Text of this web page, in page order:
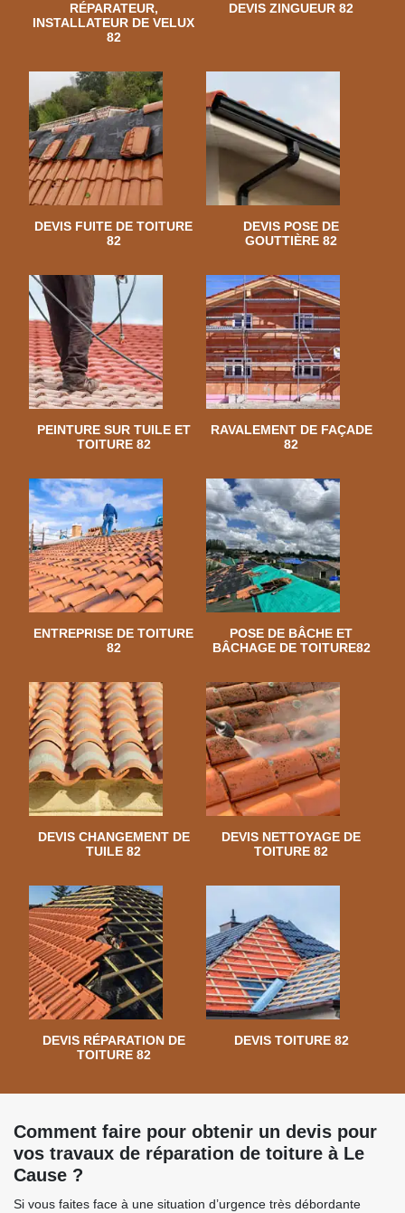
RÉPARATEUR,
INSTALLATEUR DE VELUX
82
DEVIS ZINGUEUR 82
DEVIS FUITE DE TOITURE
82
DEVIS POSE DE
GOUTTIÈRE 82
PEINTURE SUR TUILE ET
TOITURE 82
RAVALEMENT DE FAÇADE
82
ENTREPRISE DE TOITURE
82
POSE DE BÂCHE ET
BÂCHAGE DE TOITURE82
DEVIS CHANGEMENT DE
TUILE 82
DEVIS NETTOYAGE DE
TOITURE 82
DEVIS RÉPARATION DE
TOITURE 82
DEVIS TOITURE 82
Comment faire pour obtenir un devis pour
vos travaux de réparation de toiture à Le
Cause ?
Si vous faites face à une situation d’urgence très débordante